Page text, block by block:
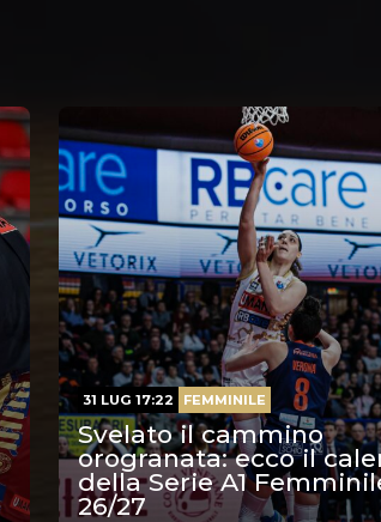
Svelato il cammino
orogranata: ecco il
della Serie A1
26/27
31 LUG 17:22 FEMMINILE